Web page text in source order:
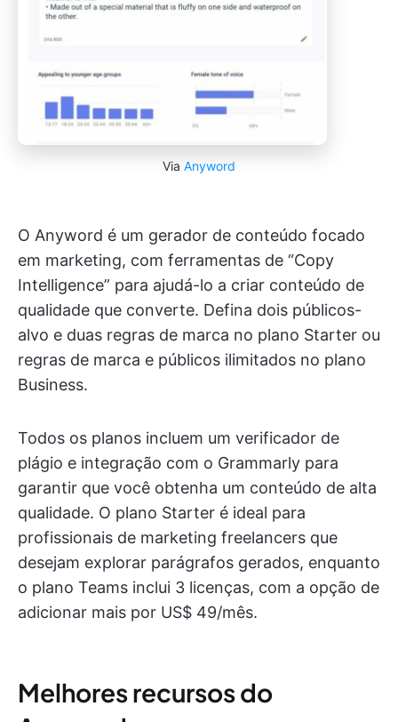
Via Anyword
O Anyword é um gerador de conteúdo focado
em marketing, com ferramentas de “Copy
Intelligence” para ajudá-lo a criar conteúdo de
qualidade que converte. Defina dois públicos-
alvo e duas regras de marca no plano Starter ou
regras de marca e públicos ilimitados no plano
Business.
Todos os planos incluem um verificador de
plágio e integração com o Grammarly para
garantir que você obtenha um conteúdo de alta
qualidade. O plano Starter é ideal para
profissionais de marketing freelancers que
desejam explorar parágrafos gerados, enquanto
o plano Teams inclui 3 licenças, com a opção de
adicionar mais por US$ 49/mês.
Melhores recursos do